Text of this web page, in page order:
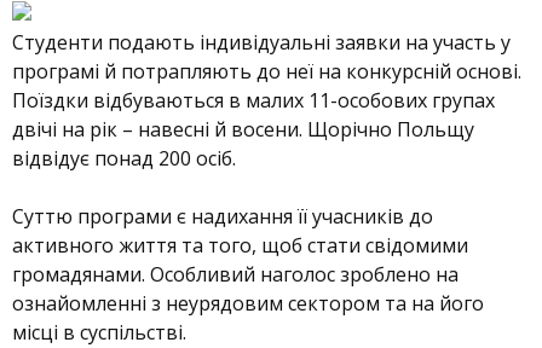
Студенти подають індивідуальні заявки на участь у
програмі й потрапляють до неї на конкурсній основі.
Поїздки відбуваються в малих 11-особових групах
двічі на рік – навесні й восени. Щорічно Польщу
відвідує понад 200 осіб.
Суттю програми є надихання її учасників до
активного життя та того, щоб стати свідомими
громадянами. Особливий наголос зроблено на
ознайомленні з неурядовим сектором та на його
місці в суспільстві.